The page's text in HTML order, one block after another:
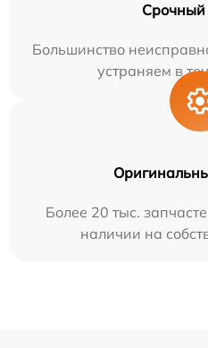
Срочный
Большинство
устраняем в
Более 20 тыс.
наличии на